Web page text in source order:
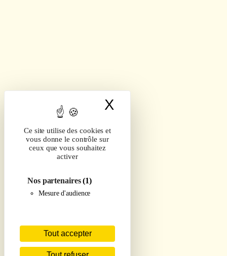
Ce site utilise des cookies et
vous donne le contrôle sur
ceux que vous souhaitez
activer
Nos partenaires(1)
Mesure d'audience
Tout accepter
X